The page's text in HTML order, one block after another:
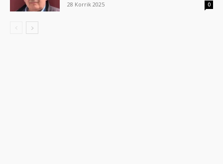
28 Korrik 2025
0